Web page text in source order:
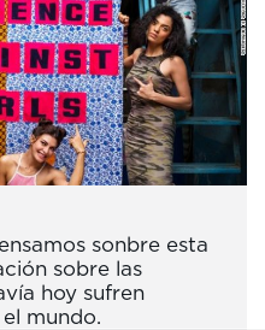
sonbre esta
sobre las
hoy sufren
mundo.